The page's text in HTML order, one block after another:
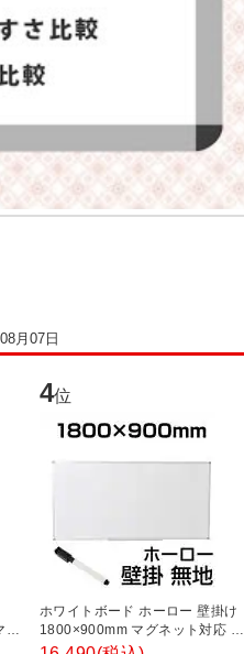
月07日
グ
4位
ホワイトボード ホーロー 壁掛け
1800×900mm マグネット対応 重
量9.8kg OC-WBH1890W 白板